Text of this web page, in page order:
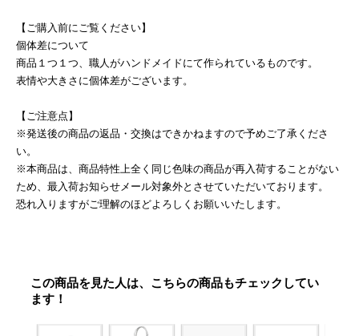
【ご購入前にご覧ください】
個体差について
商品１つ１つ、職人がハンドメイドにて作られているものです。
表情や大きさに個体差がございます。
【ご注意点】
※発送後の商品の返品・交換はできかねますので予めご了承くださ
い。
※本商品は、商品特性上全く同じ色味の商品が再入荷することがない
ため、最入荷お知らせメール対象外とさせていただいております。
恐れ入りますがご理解のほどよろしくお願いいたします。
この商品を見た人は、こちらの商品もチェックしてい
ます！